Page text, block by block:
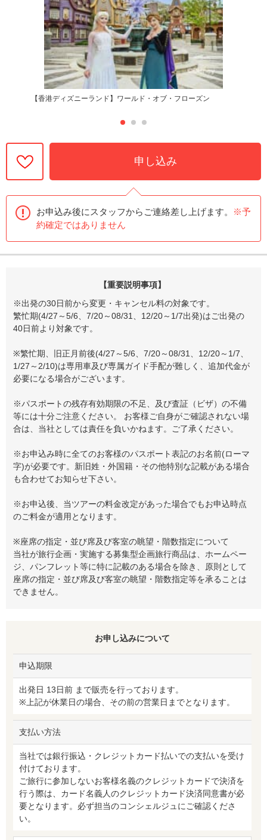
【香港ディズニーランド】ワールド・オブ・フローズン
申し込み
お申込み後にスタッフからご連絡差し上げます。
※予
約確定ではありません
【重要説明事項】
※出発の30日前から変更・キャンセル料の対象です。
繁忙期(4/27～5/6、7/20～08/31、12/20～1/7出発)はご出発の
40日前より対象です。
※繁忙期、旧正月前後(4/27～5/6、7/20～08/31、12/20～1/7、
1/27～2/10)は専用車及び専属ガイド手配が難しく、追加代金が
必要になる場合がございます。
※パスポートの残存有効期限の不足、及び査証（ビザ）の不備
等には十分ご注意ください。 お客様ご自身がご確認されない場
合は、当社としては責任を負いかねます。ご了承ください。
※お申込み時に全てのお客様のパスポート表記のお名前(ローマ
字)が必要です。新旧姓・外国籍・その他特別な記載がある場合
も合わせてお知らせ下さい。
※お申込後、当ツアーの料金改定があった場合でもお申込時点
のご料金が適用となります。
※座席の指定・並び席及び客室の眺望・階数指定について
当社が旅行企画・実施する募集型企画旅行商品は、ホームペー
ジ、パンフレット等に特に記載のある場合を除き、原則として
座席の指定・並び席及び客室の眺望・階数指定等を承ることは
できません。
お申し込みについて
申込期限
出発日 13日前 まで販売を行っております。
※上記が休業日の場合、その前の営業日までとなります。
支払い方法
当社では銀行振込・クレジットカード払いでの支払いを受け
付けております。
ご旅行に参加しないお客様名義のクレジットカードで決済を
行う際は、カード名義人のクレジットカード決済同意書が必
要となります。必ず担当のコンシェルジュにご確認くださ
い。